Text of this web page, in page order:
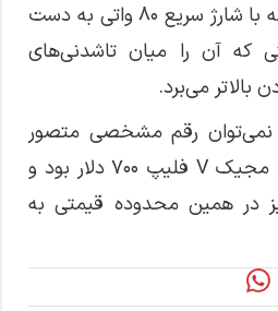
میلی‌آمپر ساعتی است که با شارژ سریع 80 واتی به دست
که آن را میان تاشدنی‌های
بالاتر می‌برد.
نمی‌توان رقم مشخصی متصور
شد. با این حال، قیمت مجیک V فلیپ 700 دلار بود و
در همین محدوده قیمتی به